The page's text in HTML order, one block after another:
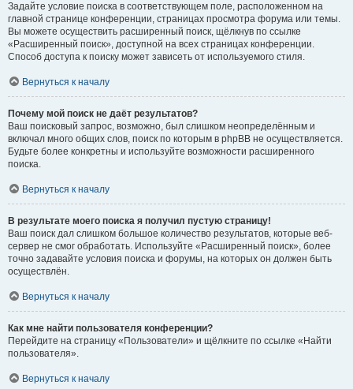
Задайте условие поиска в соответствующем поле, расположенном на
главной странице конференции, страницах просмотра форума или темы.
Вы можете осуществить расширенный поиск, щёлкнув по ссылке
«Расширенный поиск», доступной на всех страницах конференции.
Способ доступа к поиску может зависеть от используемого стиля.
Вернуться к началу
Почему мой поиск не даёт результатов?
Ваш поисковый запрос, возможно, был слишком неопределённым и
включал много общих слов, поиск по которым в phpBB не осуществляется.
Будьте более конкретны и используйте возможности расширенного
поиска.
Вернуться к началу
В результате моего поиска я получил пустую страницу!
Ваш поиск дал слишком большое количество результатов, которые веб-
сервер не смог обработать. Используйте «Расширенный поиск», более
точно задавайте условия поиска и форумы, на которых он должен быть
осуществлён.
Вернуться к началу
Как мне найти пользователя конференции?
Перейдите на страницу «Пользователи» и щёлкните по ссылке «Найти
пользователя».
Вернуться к началу